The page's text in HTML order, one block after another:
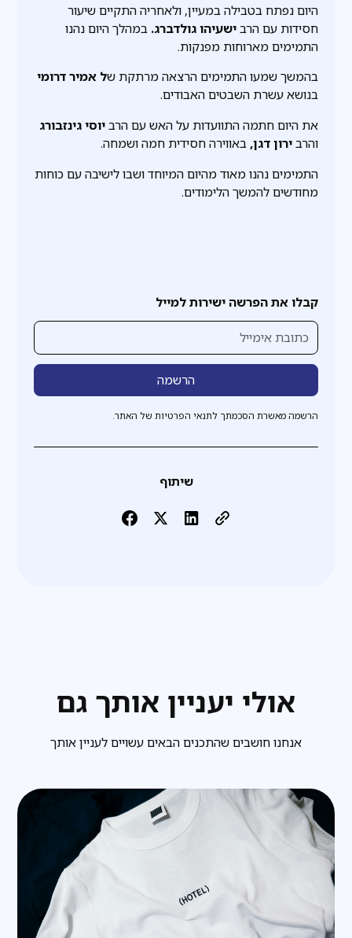
קבלו את הפרשה ישירות למייל
הרשמה מאשרת הסכמתך לתנאי הפרטיות של האתר.
שיתוף
היום נפתח בטבילה במעיין, ולאחריה התקיים שיעור
חסידות עם הרבישעיהו גולדברג. במהלך היום נהנו
התמימים מארוחות מפנקות.
בהמשך שמעו התמימים הרצאה מרתקת של אמיר דרומי
בנושא עשרת השבטים האבודים.
את היום חתמה התוועדות על האש עם הרביוסי גינזבורג
והרבירון דגן, באווירה חסידית חמה ושמחה.
התמימים נהנו מאוד מהיום המיוחד ושבו לישיבה עם כוחות
מחודשים להמשך הלימודים.
אולי יעניין אותך גם
אנחנו חושבים שהתכנים הבאים עשויים לעניין אותך